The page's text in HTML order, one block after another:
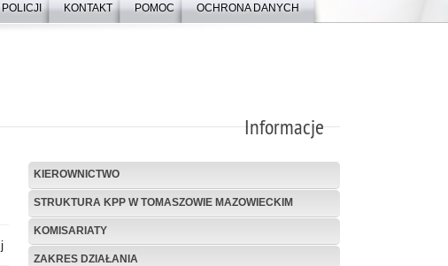
KONTAKT POMOC OCHRONA DANYCH
Informacje
KIEROWNICTWO
STRUKTURA KPP W TOMASZOWIE MAZOWIECKIM
KOMISARIATY
ZAKRES DZIAŁANIA